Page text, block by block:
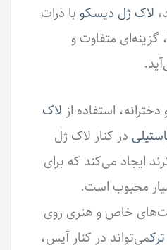
لاک ژل دیسکوبا ذرات
گزینه‌ای متفاوت و
استفاده ازلاک
در کنار لاک ژل
ایجاد می‌کند که برای
محبوب است.
خاص و هنری روی
می‌تواند در کنار آیس،